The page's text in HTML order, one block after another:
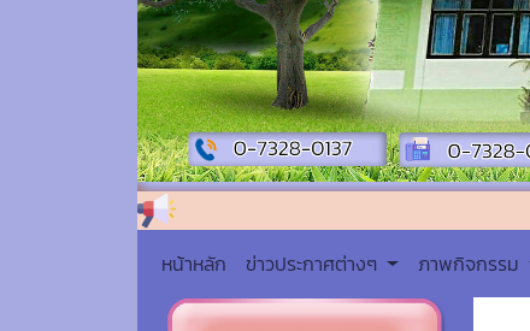
หน้าหลัก ข่าวประกาศต่างๆ ภาพกิจกรรม